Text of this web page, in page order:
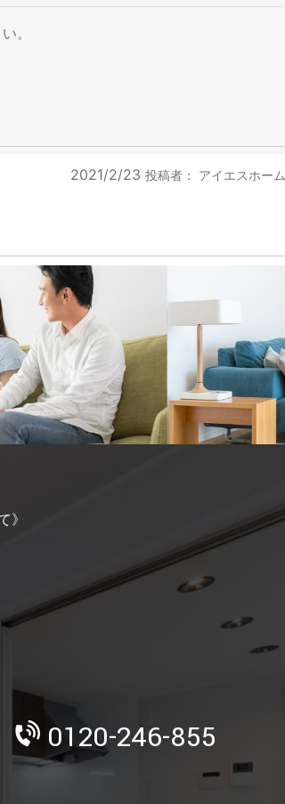
。
2021/2/23 投稿者： アイエスホーム
》
0120-246-855